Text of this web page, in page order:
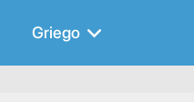
Griego